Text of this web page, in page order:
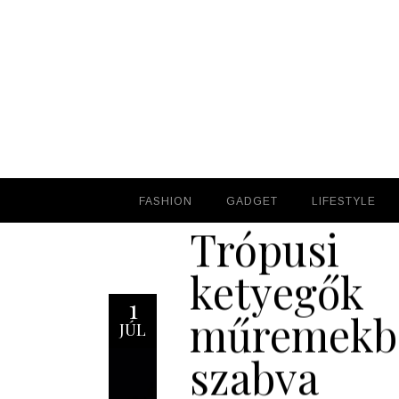
FASHION
FASHION GADGET
GADGET LIFESTYLE
LIFESTYLE
1
JÚL
Trópusi
ketyegők
szabva